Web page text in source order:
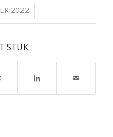
2022
/
STUK